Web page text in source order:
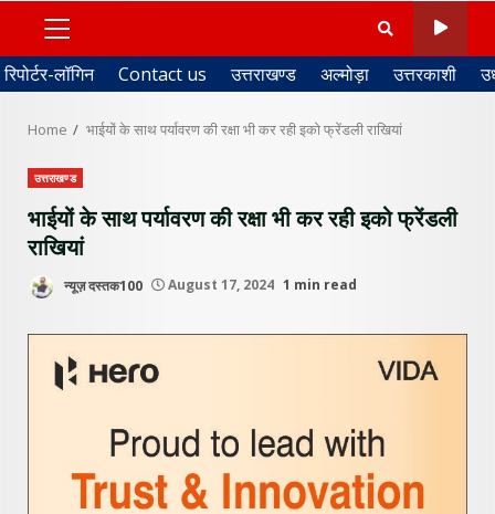
PRIMARY
MENU
रिपोर्टर-लॉगिन Contact us उत्तराखण्ड अल्मोड़ा उत्तरकाशी
Home भाईयों के साथ पर्यावरण की रक्षा भी कर रही इको फ्रेंडली राखियां
उत्तराखण्ड
भाईयों के साथ पर्यावरण की रक्षा भी कर रही इको फ्रेंडली
राखियां
न्यूज़ दस्तक100 August 17, 2024 1 min read